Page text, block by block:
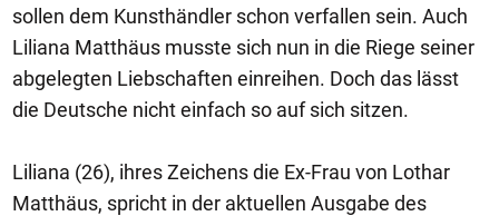
sollen dem Kunsthändler schon verfallen sein. Auch
Liliana Matthäus musste sich nun in die Riege seiner
abgelegten Liebschaften einreihen. Doch das lässt
die Deutsche nicht einfach so auf sich sitzen.
Liliana (26), ihres Zeichens die Ex-Frau von Lothar
Matthäus, spricht in der aktuellen Ausgabe des